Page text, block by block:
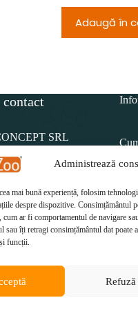
Administrează
mai bună experiență, folosim
despre dispozitive. Consimțământul
cum ar fi comportamentul de navigare
sau îți retragi consimțământul dat poate
funcții.
Refuză
Adaugă în
SRL
812